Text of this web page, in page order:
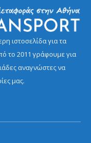
ιστοσελίδα για τα
το 2011 γράφουμε για
αναγνώστες να
μας.